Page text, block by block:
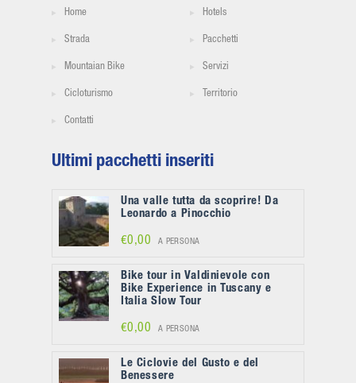
Home Hotels
Strada Pacchetti
Mountaian Bike Servizi
Cicloturismo Territorio
Contatti
Ultimi pacchetti inseriti
Una valle tutta da scoprire! Da
Leonardo a Pinocchio
€0,00 A PERSONA
Bike tour in Valdinievole con
Bike Experience in Tuscany e
Italia Slow Tour
€0,00 A PERSONA
Le Ciclovie del Gusto e del
Benessere